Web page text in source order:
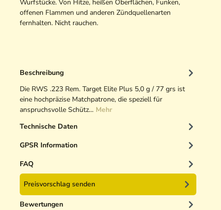
Wurfstücke. Von Hitze, heißen Oberflächen, Funken,
offenen Flammen und anderen Zündquellenarten
fernhalten. Nicht rauchen.
Beschreibung
Die RWS .223 Rem. Target Elite Plus 5,0 g / 77 grs ist
eine hochpräzise Matchpatrone, die speziell für
anspruchsvolle Schütz… Mehr
Technische Daten
GPSR Information
FAQ
Preisvorschlag senden
Bewertungen